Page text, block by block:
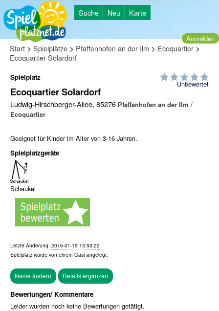
Suche Neu Karte
Anmelden
Start > Spielplätze > Pfaffenhofen an der Ilm > Ecoquartier >
Ecoquartier Solardorf
Unbewertet
Spielplatz
Ecoquartier Solardorf
Ludwig-Hirschberger-Allee, 85276 Pfaffenhofen an der Ilm /
Ecoquartier
Geeignet für Kinder im Alter von 3-16 Jahren.
Spielplatzgeräte
Schaukel
Letzte Änderung: 2016-01-19 13:53:22
Spielplatz wurde von einem Gast angelegt.
Bewertungen/ Kommentare
Leider wurden noch keine Bewertungen getätigt.